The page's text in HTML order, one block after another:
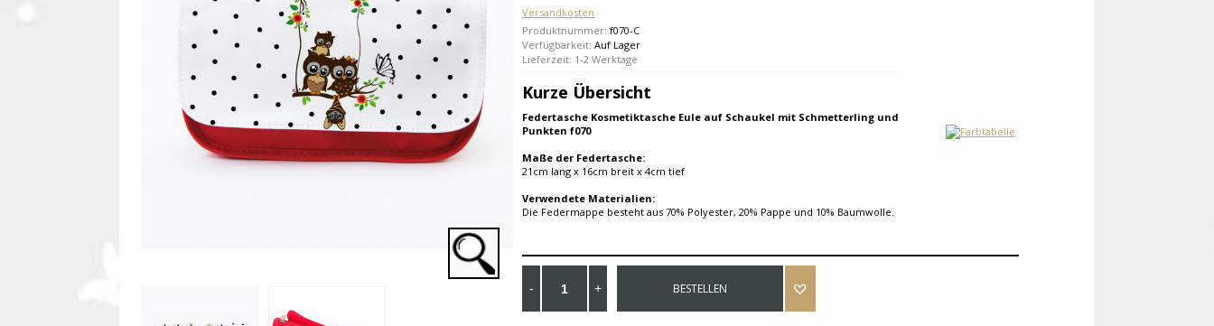
Versandkosten
Produktnummer: f070-C
Verfügbarkeit: Auf Lager
Lieferzeit: 1-2 Werktage
Kurze Übersicht
Federtasche Kosmetiktasche Eule auf Schaukel mit Schmetterling und
Punkten f070
Maße der Federtasche:
21cm lang x 16cm breit x 4cm tief
Verwendete Materialien:
Die Federmappe besteht aus 70% Polyester, 20% Pappe und 10% Baumwolle.
BESTELLEN